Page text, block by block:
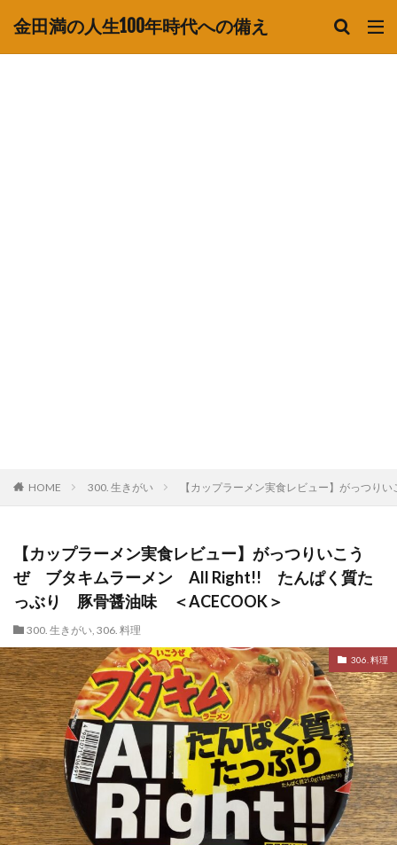
金田満の人生100年時代への備え
HOME 300. 生きがい 【カップラーメン実食レビュー】がっつ
【カップラーメン実食レビュー】がっつりいこう
ぜ ブタキムラーメン All Right!! たんぱく質た
っぶり 豚骨醤油味 ＜ACECOOK＞
300. 生きがい, 306. 料理
306. 料理